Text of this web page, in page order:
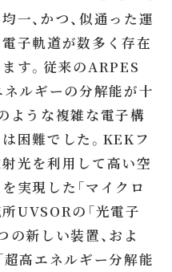
一、かつ、似通った運
子軌道が数多く存在
す。従来のARPES
ネルギーの分解能が十
ような複雑な電子構
困難でした。KEKフ
光を利用して高い空
実現した「マイクロ
UVSORの「光電子
の新しい装置、およ
超高エネルギー分解能